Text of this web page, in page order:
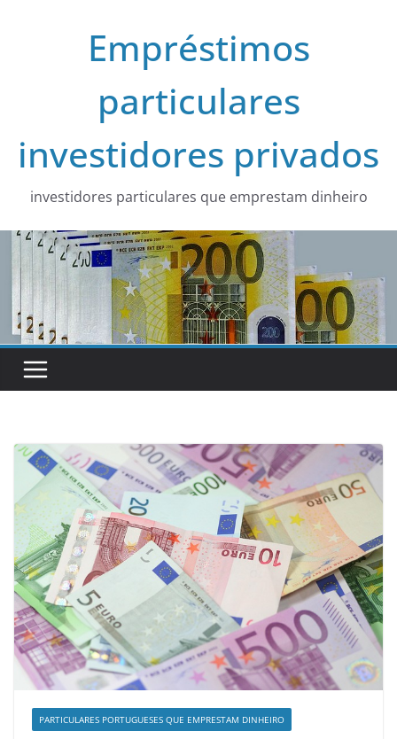
Empréstimos
particulares
investidores privados
investidores particulares que emprestam dinheiro
PARTICULARES PORTUGUESES QUE EMPRESTAM DINHEIRO